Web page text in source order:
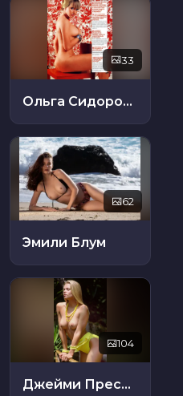
33
Ольга Сидорова
62
Эмили Блум
104
Джейми Прессли